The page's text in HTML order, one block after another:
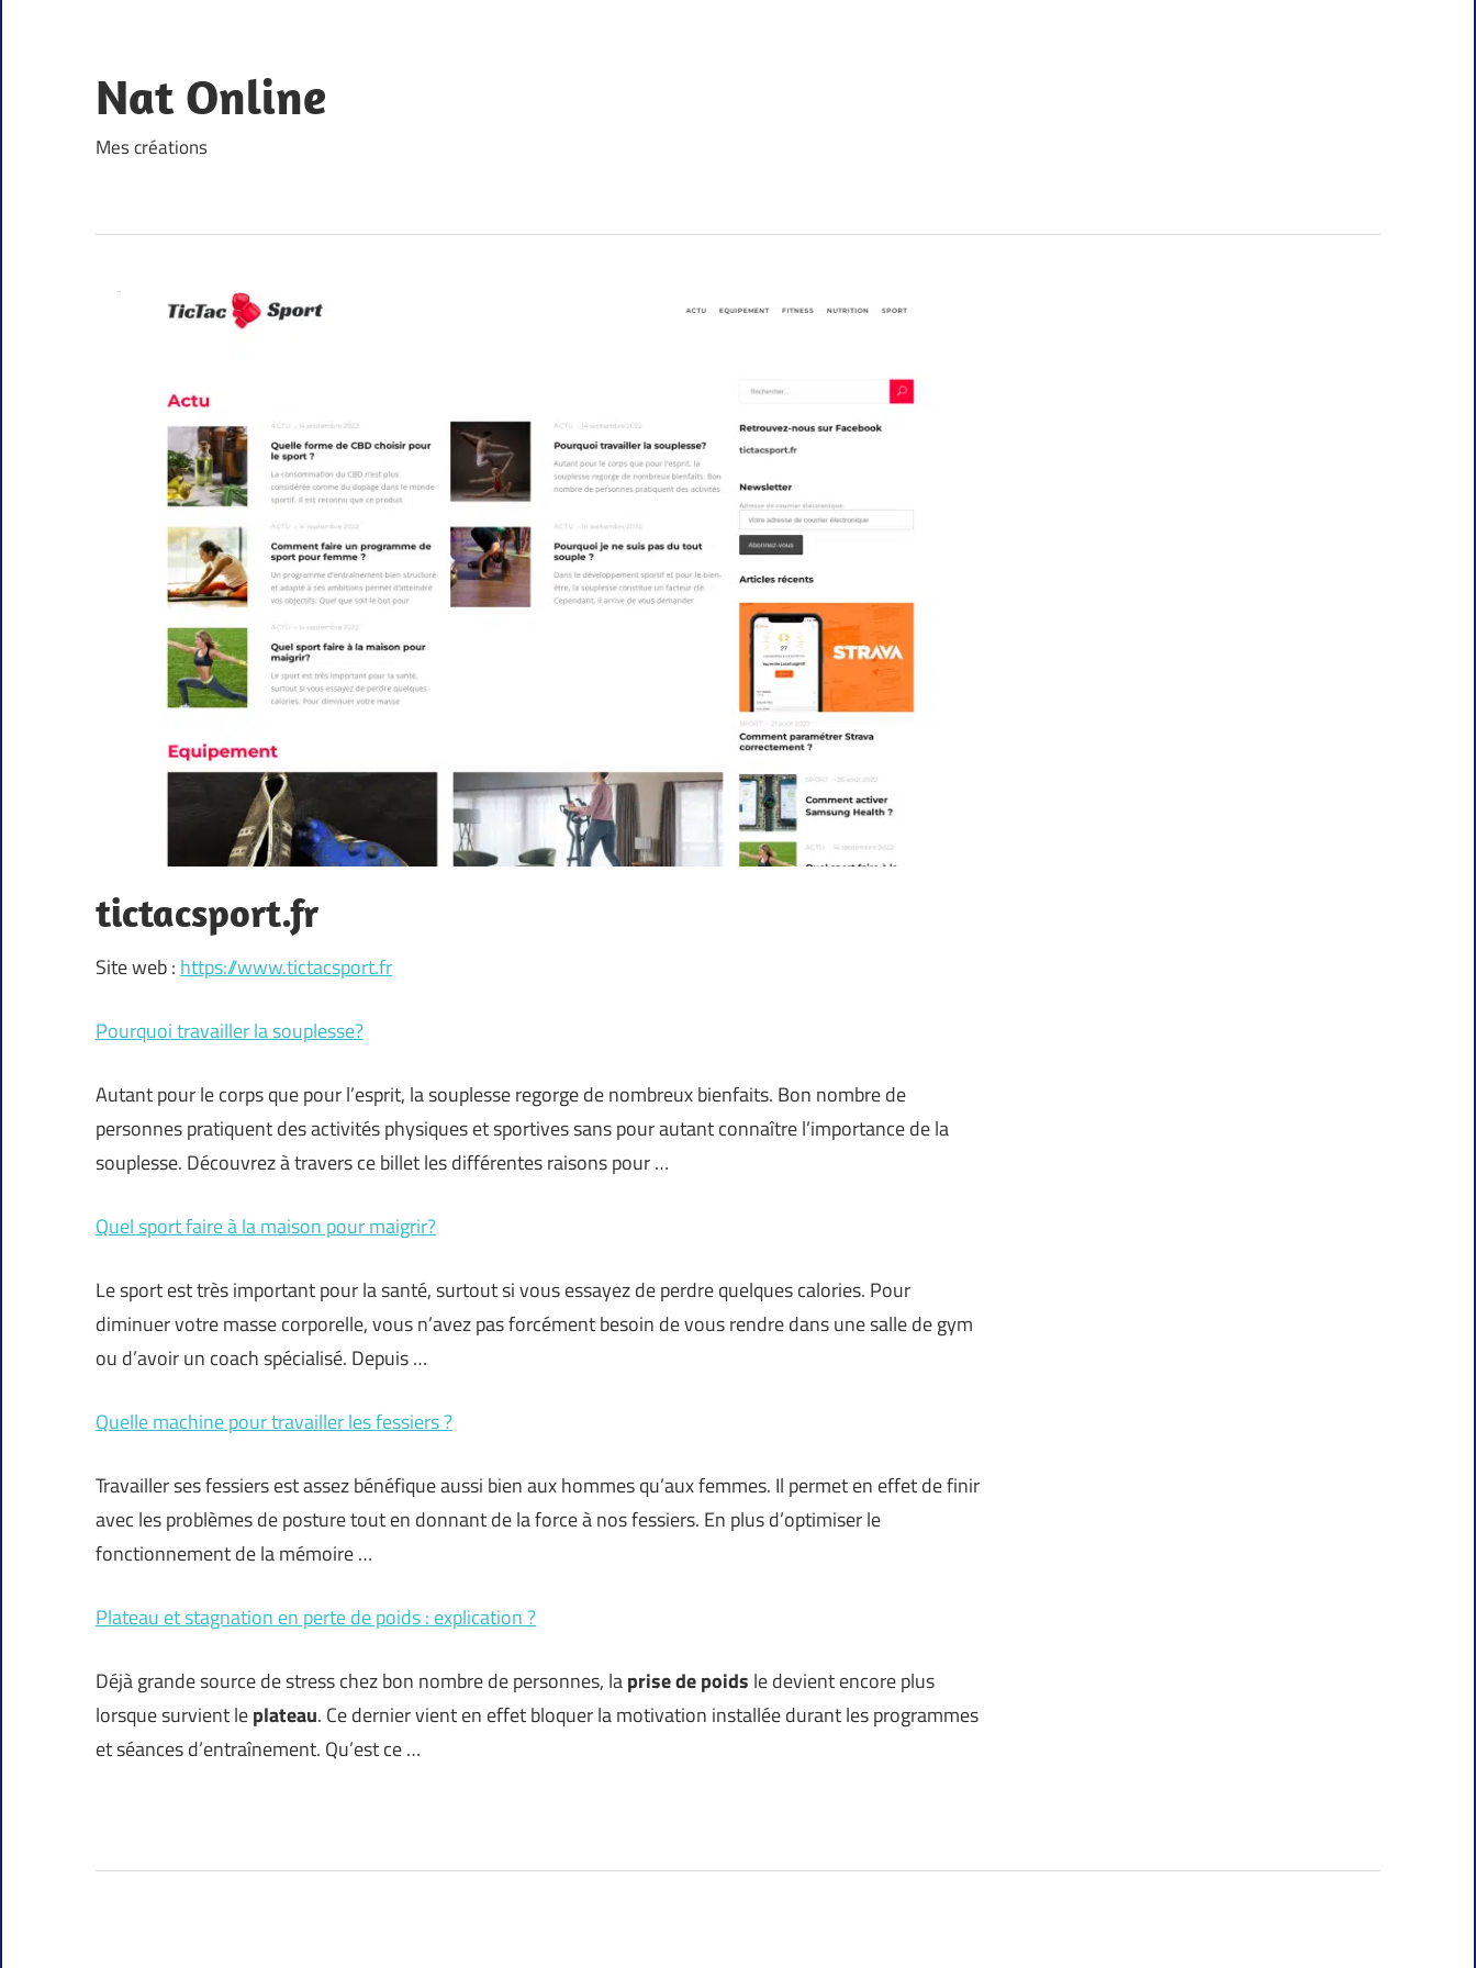
content
Nat Online
Mes créations
tictacsport.fr
Site web : https://www.tictacsport.fr
Pourquoi travailler la souplesse?
Autant pour le corps que pour l’esprit, la souplesse regorge de nombreux bienfaits. Bon nombre de
personnes pratiquent des activités physiques et sportives sans pour autant connaître l’importance de la
souplesse. Découvrez à travers ce billet les différentes raisons pour …
Quel sport faire à la maison pour maigrir?
Le sport est très important pour la santé, surtout si vous essayez de perdre quelques calories. Pour
diminuer votre masse corporelle, vous n’avez pas forcément besoin de vous rendre dans une salle de gym
ou d’avoir un coach spécialisé. Depuis …
Quelle machine pour travailler les fessiers ?
Travailler ses fessiers est assez bénéfique aussi bien aux hommes qu’aux femmes. Il permet en effet de finir
avec les problèmes de posture tout en donnant de la force à nos fessiers. En plus d’optimiser le
fonctionnement de la mémoire …
Plateau et stagnation en perte de poids : explication ?
Déjà grande source de stress chez bon nombre de personnes, laprise de poids le devient encore plus
lorsque survient leplateau. Ce dernier vient en effet bloquer la motivation installée durant les programmes
et séances d’entraînement. Qu’est ce …